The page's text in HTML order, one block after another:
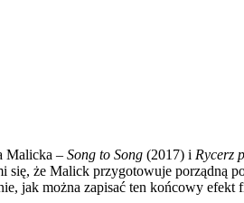
Malicka – Song to Song (2017) i Rycerz
że Malick przygotowuje porządną
jak można zapisać ten końcowy efekt